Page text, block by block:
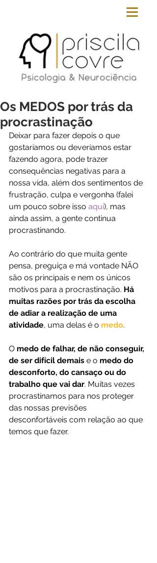
Os MEDOS por trás da
procrastinação
Deixar para fazer depois o que
gostaríamos ou deveríamos estar
fazendo agora, pode trazer
consequências negativas para a
nossa vida, além dos sentimentos de
frustração, culpa e vergonha (falei
um pouco sobre isso aqui), mas
ainda assim, a gente continua
procrastinando.
Ao contrário do que muita gente
pensa, preguiça e má vontade NÃO
são os principais e nem os únicos
motivos para a procrastinação. Há
muitas razões por trás da escolha
de adiar a realização de uma
atividade, uma delas é o medo.
O medo de falhar, de não conseguir,
de ser difícil demais e o medo do
desconforto, do cansaço ou do
trabalho que vai dar. Muitas vezes
procrastinamos para nos proteger
das nossas previsões
desconfortáveis com relação ao que
temos que fazer.